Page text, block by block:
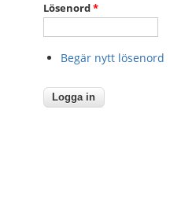
Lösenord*
Begär nytt lösenord